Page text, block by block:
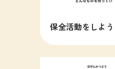
保全活動をしよ